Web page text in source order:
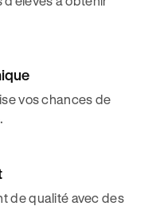
vos chances de
de qualité avec des